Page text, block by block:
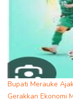
Bupati Merauke
Gerakkan Ekonomi